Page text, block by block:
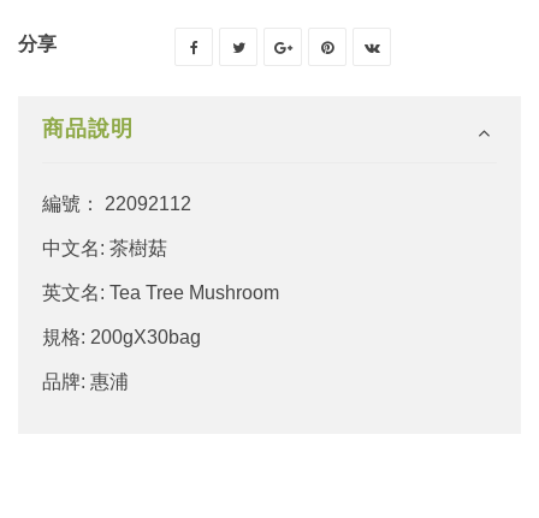
分享
商品說明
編號： 22092112
中文名: 茶樹菇
英文名: Tea Tree Mushroom
規格: 200gX30bag
品牌: 惠浦